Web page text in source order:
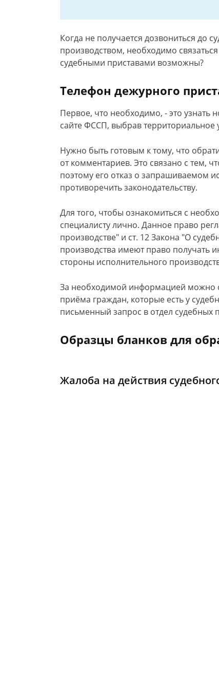
Когда не получается дозвониться до
производством, необходимо
судебными приставами возможны?
Телефон дежурного
Первое, что необходимо, - это узнать
сайте ФССП, выбрав территориальное
Нужно быть готовым к тому, что
от комментариев. Это связано с тем,
поэтому его отказ о запрашиваемом
противоречить законодательству.
Для того, чтобы ознакомиться с
специалисту лично. Данное право
производстве" и ст. 12 Закона "О
производства имеют право
стороны исполнительного
За необходимой информацией можно
приёма граждан, которые есть у
письменный запрос в отдел судебных
Образцы бланков для
Жалоба на действия